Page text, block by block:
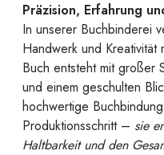
Präzision, Erfahrung
In unserer Buchbinderei
Handwerk und Kreativität
Buch entsteht mit großer
und einem geschulten
hochwertige
Produktionsschritt – sie
Haltbarkeit und den